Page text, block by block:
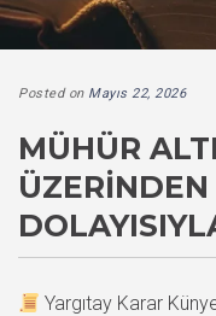
Posted on Mayıs 22, 2026
MÜHÜR
Yargıtay Karar